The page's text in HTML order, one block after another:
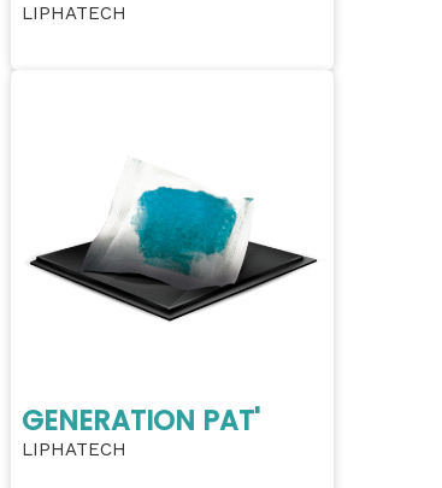
LIPHATECH
GENERATION PAT'
LIPHATECH